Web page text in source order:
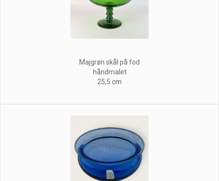
Majgrøn skål på fod
håndmalet
25,5 cm